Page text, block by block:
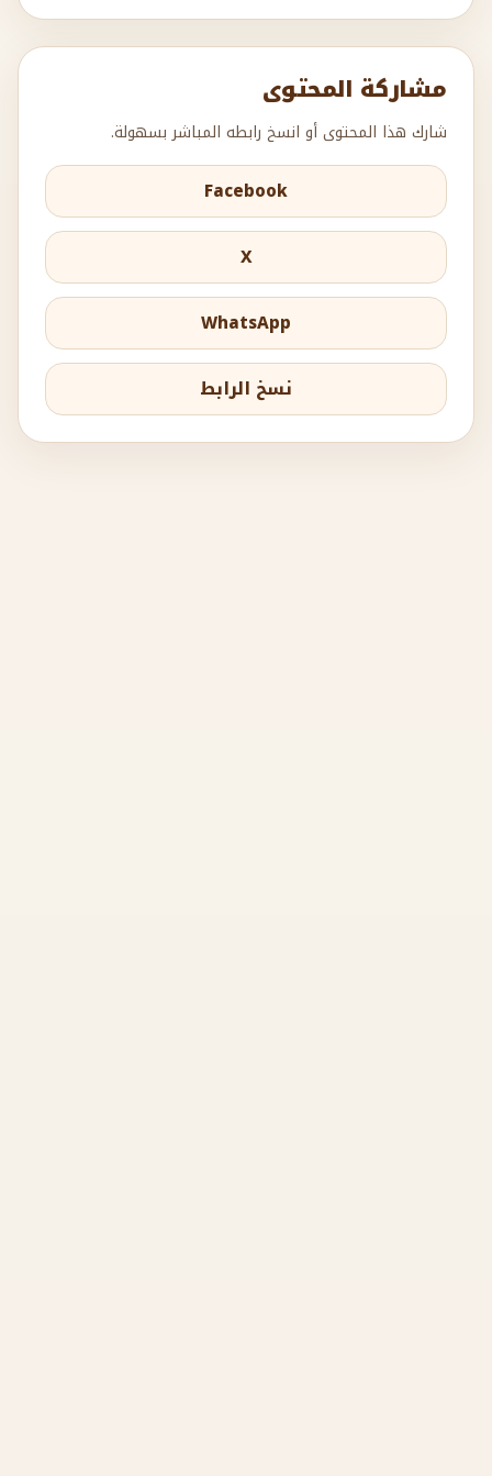
مشاركة المحتوى
شارك هذا المحتوى أو انسخ رابطه المباشر بسهولة.
Facebook
X
WhatsApp
نسخ الرابط